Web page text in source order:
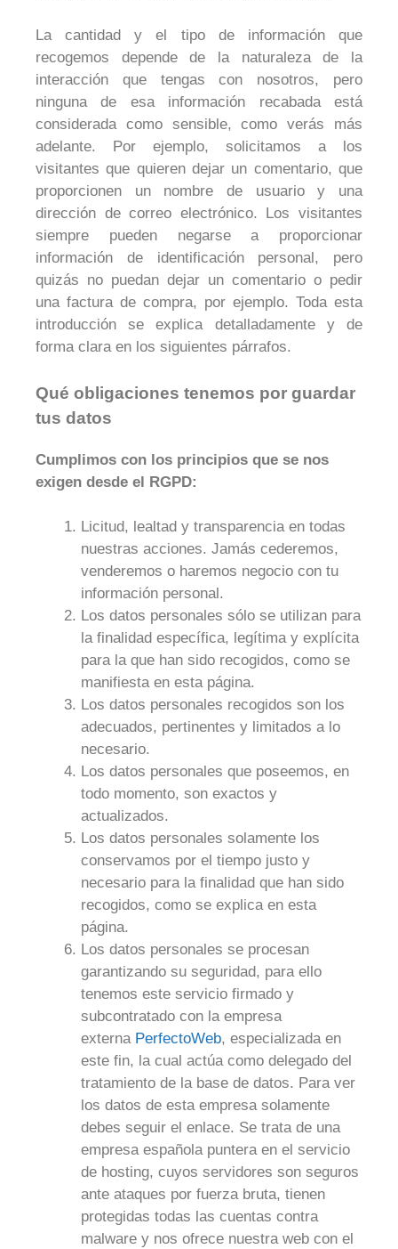
La cantidad y el tipo de información que
recogemos depende de la naturaleza de la
interacción que tengas con nosotros, pero
ninguna de esa información recabada está
considerada como sensible, como verás más
adelante. Por ejemplo, solicitamos a los
visitantes que quieren dejar un comentario, que
proporcionen un nombre de usuario y una
dirección de correo electrónico. Los visitantes
siempre pueden negarse a proporcionar
información de identificación personal, pero
quizás no puedan dejar un comentario o pedir
una factura de compra, por ejemplo. Toda esta
introducción se explica detalladamente y de
forma clara en los siguientes párrafos.
Qué obligaciones tenemos por guardar
tus datos
Cumplimos con los principios que se nos
exigen desde el RGPD:
Licitud, lealtad y transparencia en todas
nuestras acciones. Jamás cederemos,
venderemos o haremos negocio con tu
información personal.
Los datos personales sólo se utilizan para
la finalidad específica, legítima y explícita
para la que han sido recogidos, como se
manifiesta en esta página.
Los datos personales recogidos son los
adecuados, pertinentes y limitados a lo
necesario.
Los datos personales que poseemos, en
todo momento, son exactos y
actualizados.
Los datos personales solamente los
conservamos por el tiempo justo y
necesario para la finalidad que han sido
recogidos, como se explica en esta
página.
Los datos personales se procesan
garantizando su seguridad, para ello
tenemos este servicio firmado y
subcontratado con la empresa
externa PerfectoWeb, especializada en
este fin, la cual actúa como delegado del
tratamiento de la base de datos. Para ver
los datos de esta empresa solamente
debes seguir el enlace. Se trata de una
empresa española puntera en el servicio
de hosting, cuyos servidores son seguros
ante ataques por fuerza bruta, tienen
protegidas todas las cuentas contra
malware y nos ofrece nuestra web con el